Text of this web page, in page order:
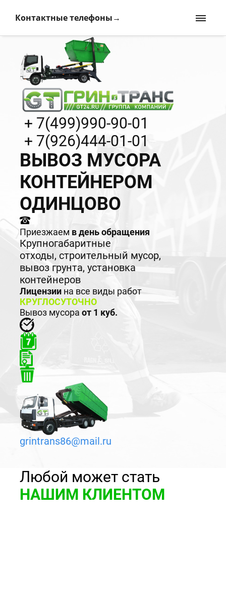
Контактные телефоны→
+ 7(499)990-90-01
+ 7(926)444-01-01
ВЫВОЗ МУСОРА
КОНТЕЙНЕРОМ
ОДИНЦОВО
Приезжаем в день обращения
Крупногабаритные
отходы, строительный мусор,
вывоз грунта, установка
контейнеров
Лицензии на все виды работ
КРУГЛОСУТОЧНО
Вывоз мусора от 1 куб.
grintrans86@mail.ru
Любой может стать
НАШИМ КЛИЕНТОМ